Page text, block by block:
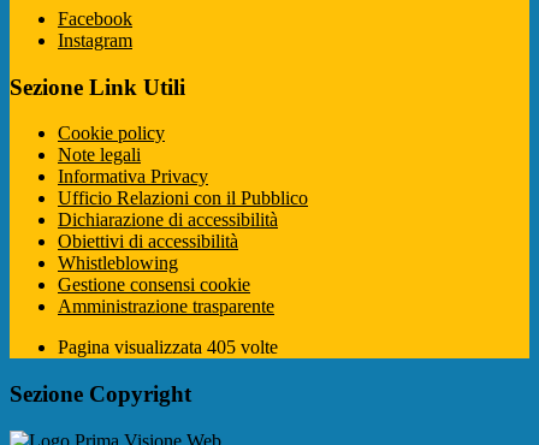
Facebook
Instagram
Sezione Link Utili
Cookie policy
Note legali
Informativa Privacy
Ufficio Relazioni con il Pubblico
Dichiarazione di accessibilità
Obiettivi di accessibilità
Whistleblowing
Gestione consensi cookie
Amministrazione trasparente
Pagina visualizzata 405 volte
Sezione Copyright